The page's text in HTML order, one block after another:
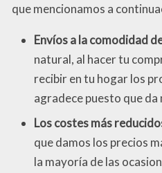
que mencionamos a
Envíos a la comodidad
natural, al hacer tu
recibir en tu hogar los
agradece puesto que
Los costes más
que damos los precios
la mayoría de las